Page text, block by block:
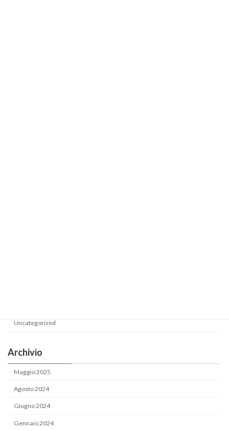
Uncategorized
Archivio
Maggio 2025
Agosto 2024
Giugno 2024
Gennaio 2024